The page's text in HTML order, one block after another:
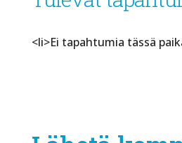
<li>Ei tapahtumia tässä